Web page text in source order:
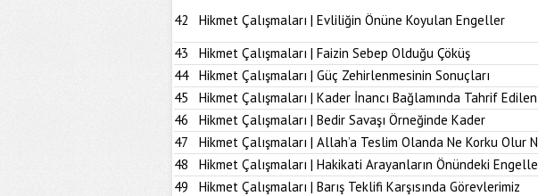
42 Hikmet Çalışmaları | Evliliğin Önüne Koyulan Engeller
43
Hikmet Çalışmaları | Faizin Sebep Olduğu Çöküş
44
Hikmet Çalışmaları | Güç Zehirlenmesinin Sonuçları
45
Hikmet Çalışmaları | Kader İnancı Bağlamında Tahrif
46
Hikmet Çalışmaları | Bedir Savaşı Örneğinde Kader
47
Hikmet Çalışmaları | Allah’a Teslim Olanda Ne Korku Olur
48
Hikmet Çalışmaları | Hakikati Arayanların Önündeki
49
Hikmet Çalışmaları | Barış Teklifi Karşısında Görevlerimiz